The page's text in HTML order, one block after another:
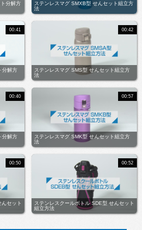
分解方
ステンレスマグ SMXB型 せんセット組立方
法
分解方
00:41
ステンレスマグ SMS型 せんセット組立方
法
00:42
分解方
00:40
ステンレスマグ SMK型 せんセット組立方
法
00:57
セット
00:50
ステンレスクールボトル SDE型 せんセット
組立方法
00:52